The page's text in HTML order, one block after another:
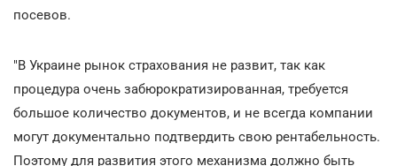
посевов.
"В Украине рынок страхования не развит, так как
процедура очень забюрократизированная, требуется
большое количество документов, и не всегда компании
могут документально подтвердить свою рентабельность.
Поэтому для развития этого механизма должно быть